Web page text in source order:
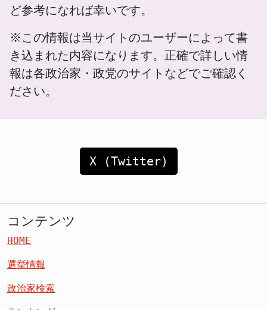
ど参考になれば幸いです。
※この情報は当サイトのユーザーによって書
き込まれた内容になります。正確で詳しい情
報は各政治家・政党のサイトなどでご確認く
ださい。
X (Twitter)
コンテンツ
HOME
選挙情報
政治家検索